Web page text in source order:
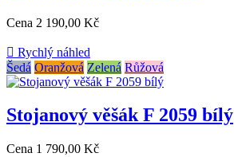
Cena 2 190,00 Kč
 Rychlý náhled
Šedá Oranžová Zelená Růžová
Stojanový věšák F 2059 bílý
Cena 1 790,00 Kč